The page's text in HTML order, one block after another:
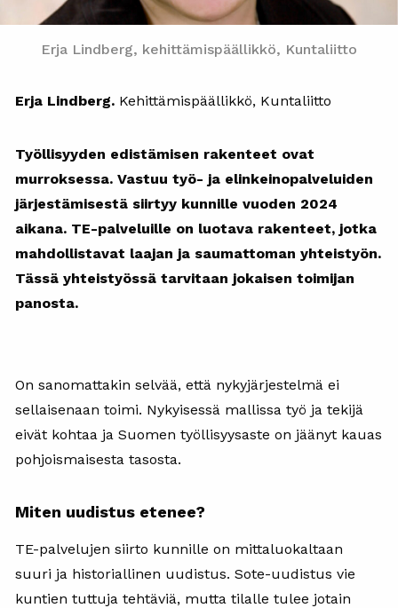
Erja Lindberg, kehittämispäällikkö, Kuntaliitto
Erja Lindberg. Kehittämispäällikkö, Kuntaliitto
Työllisyyden edistämisen rakenteet ovat
murroksessa. Vastuu työ- ja elinkeinopalveluiden
järjestämisestä siirtyy kunnille vuoden 2024
aikana. TE-palveluille on luotava rakenteet, jotka
mahdollistavat laajan ja saumattoman yhteistyön.
Tässä yhteistyössä tarvitaan jokaisen toimijan
panosta.
On sanomattakin selvää, että nykyjärjestelmä ei
sellaisenaan toimi. Nykyisessä mallissa työ ja tekijä
eivät kohtaa ja Suomen työllisyysaste on jäänyt kauas
pohjoismaisesta tasosta.
Miten uudistus etenee?
TE-palvelujen siirto kunnille on mittaluokaltaan
suuri ja historiallinen uudistus. Sote-uudistus vie
kuntien tuttuja tehtäviä, mutta tilalle tulee jotain